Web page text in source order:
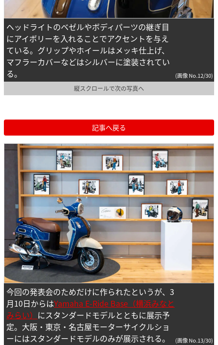
ヘッドライトのベゼルやボディパーツの継ぎ目
にアイボリーを入れることでアクセントを与え
ている。グリップやホイールはメッキ仕上げ、
マフラーカバーなどはシルバーに塗装されてい
る。
(画像 No.12/30)
縦スクロールで次の写真へ
記事へ戻る
今回の発表会のためだけに作られたというが、3
月10日からはYamaha E-Ride Base（横浜みなと
みらい） にスタンダードモデルとともに展示予
定。大阪・東京・名古屋モーターサイクルショ
ーにはスタンダードモデルのみが展示される。
(画像 No.13/30)